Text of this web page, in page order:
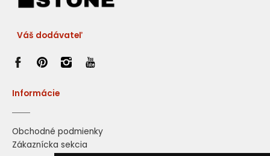
Váš dodávateľ
Informácie
Obchodné podmienky
Zákaznícka sekcia